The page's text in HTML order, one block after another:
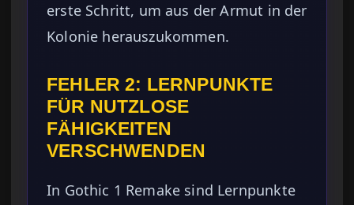
erste Schritt, um aus der Armut in der
Kolonie herauszukommen.
FEHLER 2: LERNPUNKTE
FÜR NUTZLOSE
FÄHIGKEITEN
VERSCHWENDEN
In Gothic 1 Remake sind Lernpunkte